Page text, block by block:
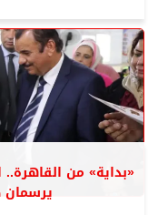
«بداية» من القاهرة..
يرسمان